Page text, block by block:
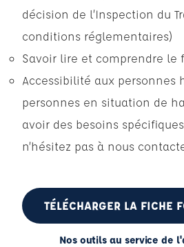
décision de l’Inspection du
conditions réglementaires)
Savoir lire et comprendre le
Accessibilité aux personnes
personnes en situation de
avoir des besoins
n’hésitez pas à nous
TÉLÉCHARGER LA FICHE
Nos outils au service de